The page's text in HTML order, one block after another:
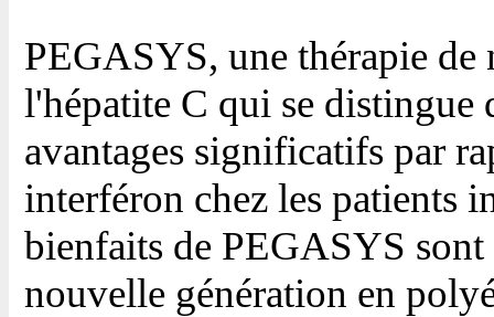
PEGASYS, une thérapie
l'hépatite C qui se distingue
avantages significatifs par
interféron chez les patients
bienfaits de PEGASYS sont
nouvelle génération en